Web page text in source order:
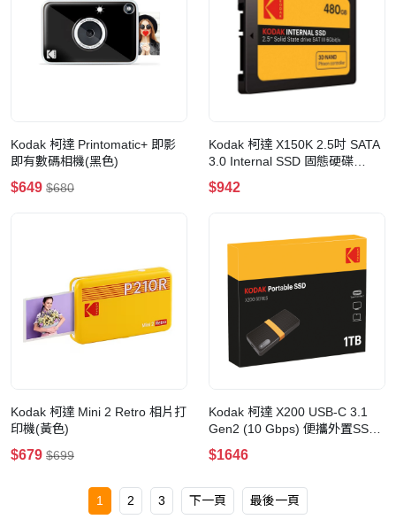
Kodak 柯達 Printomatic+ 即影
即有數碼相機(黑色)
$649 $680
Kodak 柯達 X150K 2.5吋 SATA
3.0 Internal SSD 固態硬碟
(480GB)
$942
Kodak 柯達 Mini 2 Retro 相片打
印機(黃色)
$679 $699
Kodak 柯達 X200 USB-C 3.1
Gen2 (10 Gbps) 便攜外置SSD
硬盤(1TB)
$1646
1 2 3 下一頁 最後一頁